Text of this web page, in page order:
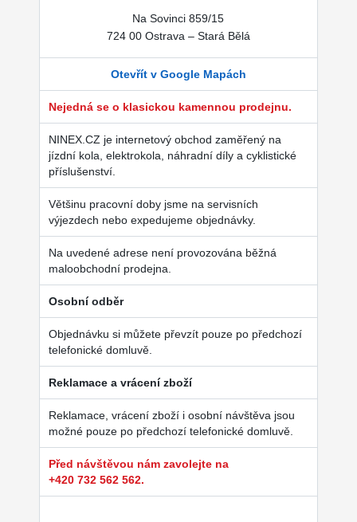
Na Sovinci 859/15
724 00 Ostrava – Stará Bělá
Otevřít v Google Mapách
Nejedná se o klasickou kamennou prodejnu.
NINEX.CZ je internetový obchod zaměřený na
jízdní kola, elektrokola, náhradní díly a cyklistické
příslušenství.
Většinu pracovní doby jsme na servisních
výjezdech nebo expedujeme objednávky.
Na uvedené adrese není provozována běžná
maloobchodní prodejna.
Osobní odběr
Objednávku si můžete převzít pouze po předchozí
telefonické domluvě.
Reklamace a vrácení zboží
Reklamace, vrácení zboží i osobní návštěva jsou
možné pouze po předchozí telefonické domluvě.
Před návštěvou nám zavolejte na
+420 732 562 562.